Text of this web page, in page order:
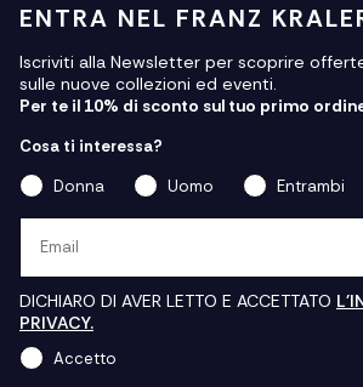
ENTRA NEL FRANZ
Iscriviti alla Newsletter per scoprire
sulle nuove collezioni ed eventi.
Per te il 10% di sconto sul tuo primo
Cosa ti interessa?
Donna
Uomo
Entrambi
DICHIARO DI AVER LETTO E ACCETTATO
PRIVACY.
Accetto